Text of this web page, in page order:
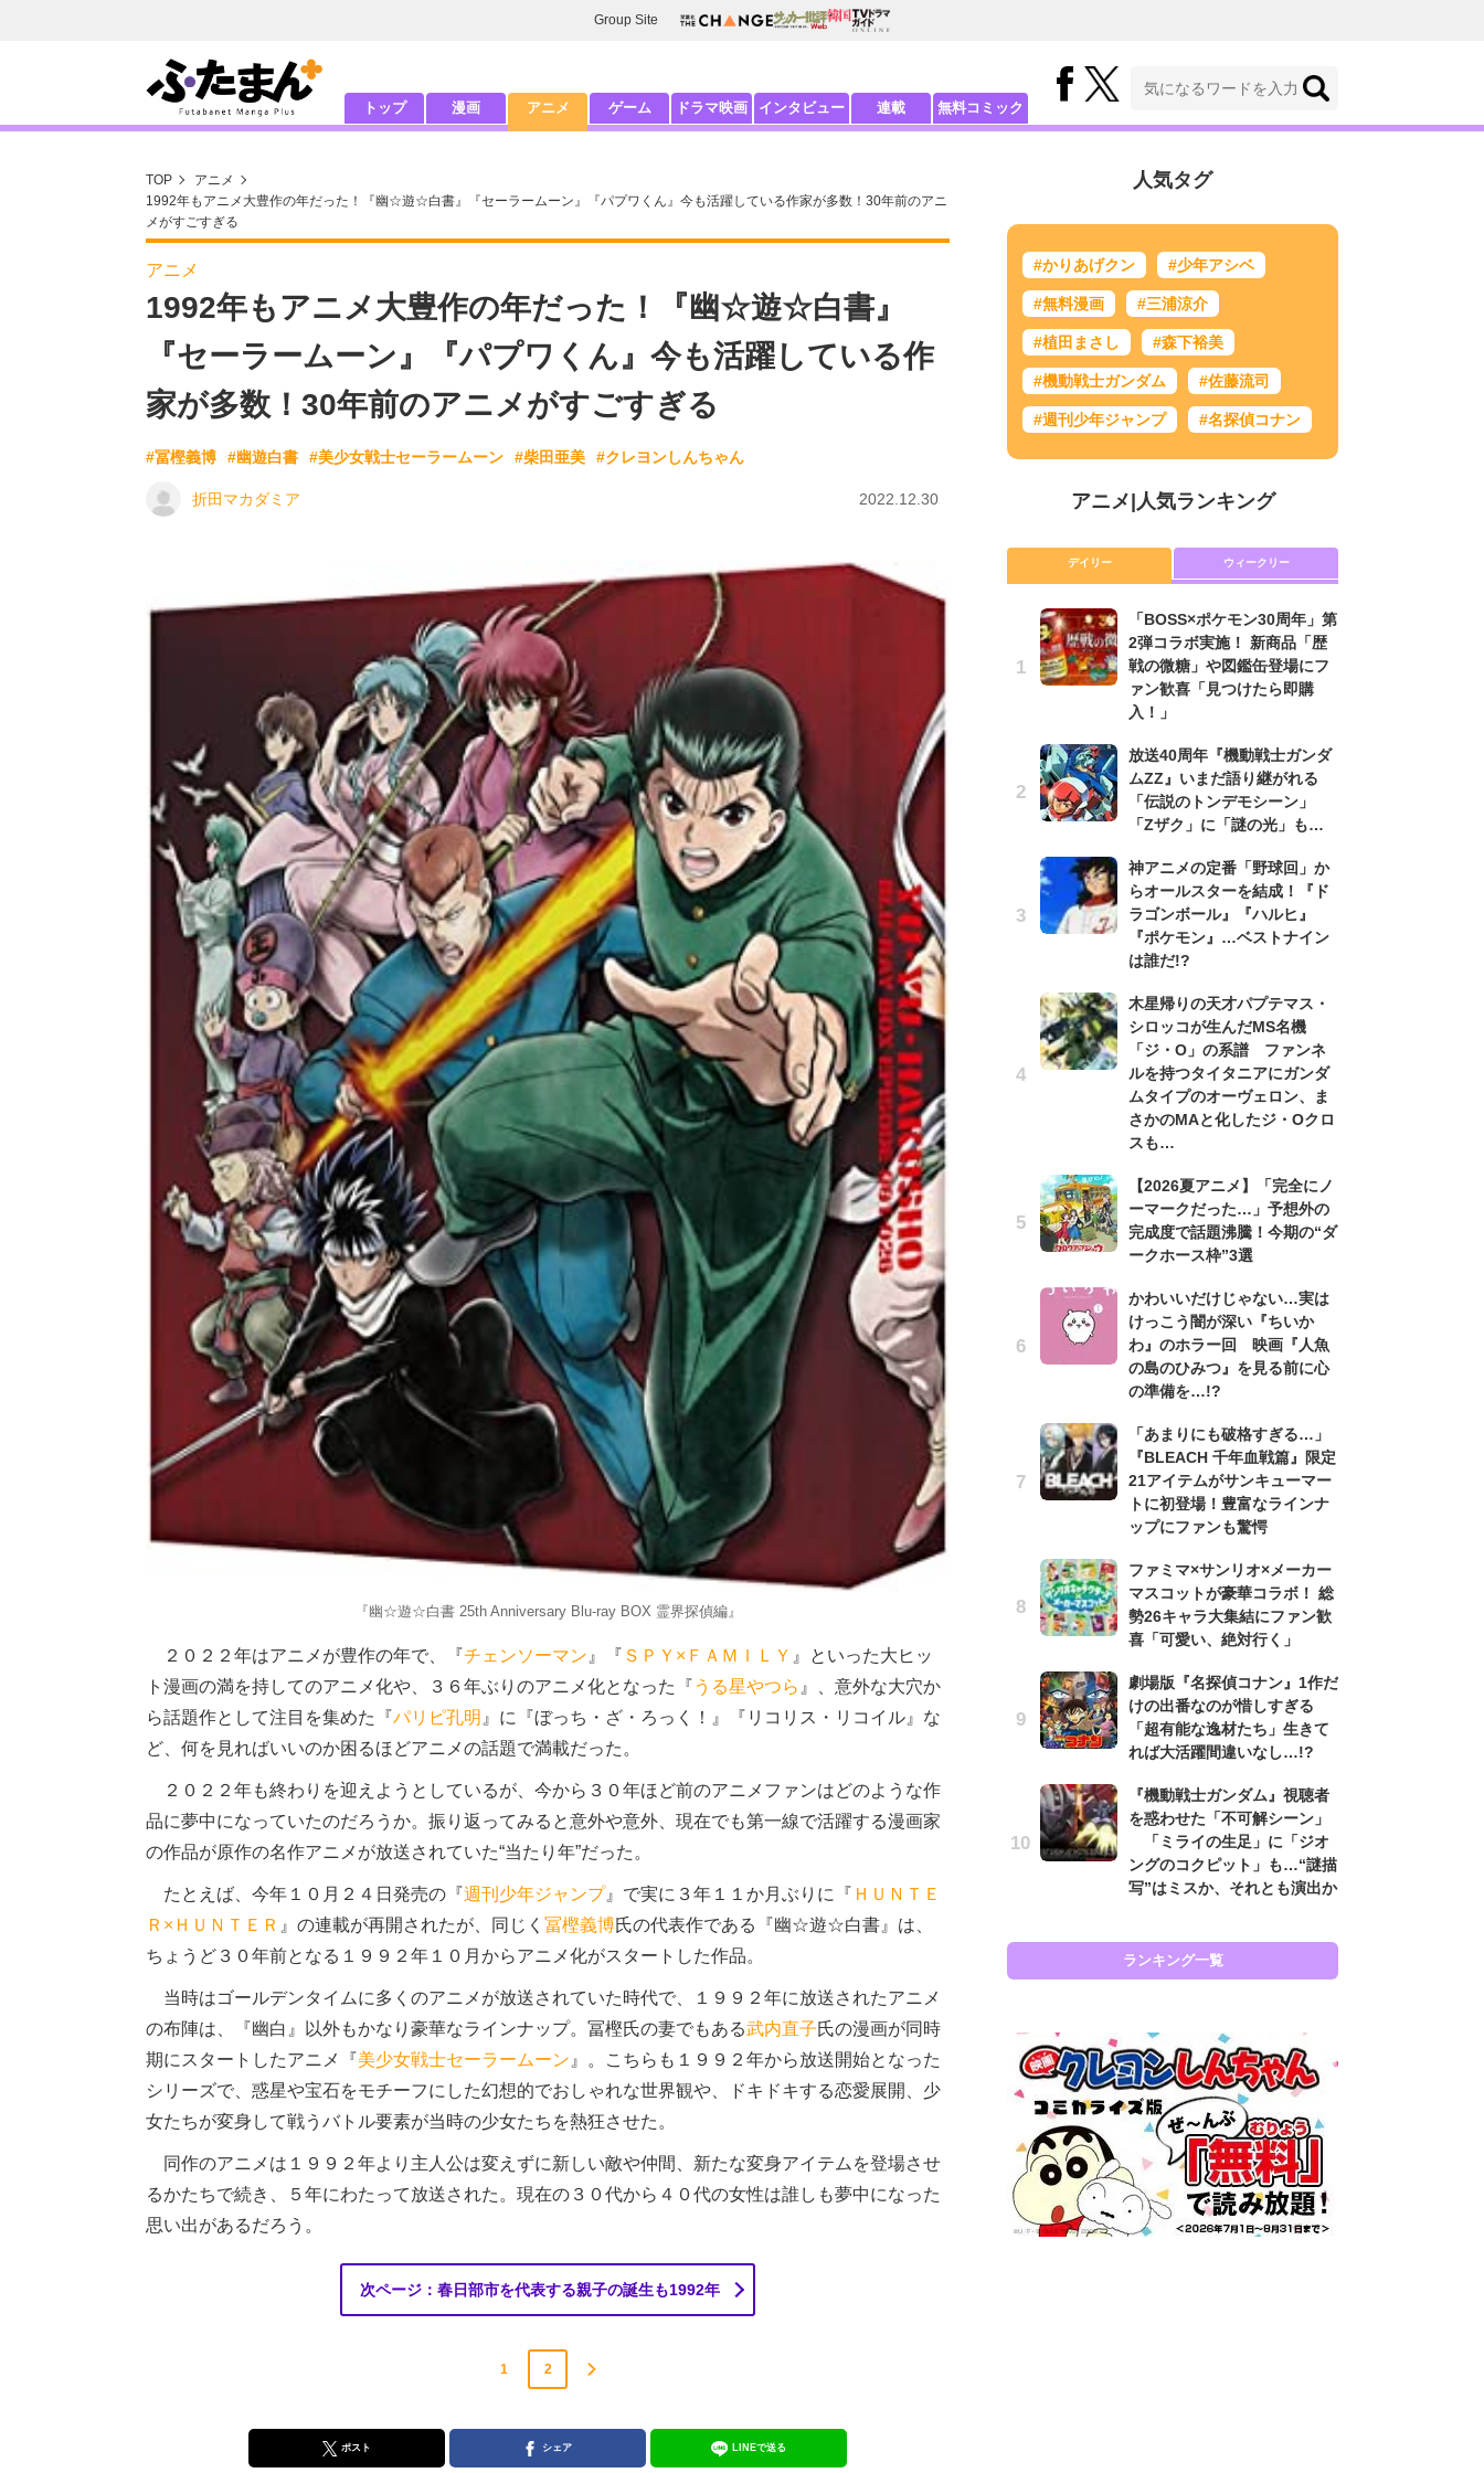
Group Site
トップ 漫画 アニメ ゲーム ドラマ映画 インタビュー 連載 無料コミック
TOP
アニメ
1992年もアニメ大豊作の年だった！『幽☆遊☆白書』『セーラームーン』『パプワくん』今も活躍している作家が多数！30年前のアニ
メがすごすぎる
アニメ
1992年もアニメ大豊作の年だった！『幽☆遊☆白書』
『セーラームーン』『パプワくん』今も活躍している作
家が多数！30年前のアニメがすごすぎる
#冨樫義博 #幽遊白書 #美少女戦士セーラームーン #柴田亜美 #クレヨンしんちゃん
折田マカダミア 2022.12.30
『幽☆遊☆白書 25th Anniversary Blu-ray BOX 霊界探偵編』
２０２２年はアニメが豊作の年で、『チェンソーマン 』『 ＳＰＹ×ＦＡＭＩＬＹ 』といった大ヒッ
ト漫画の満を持してのアニメ化や、３６年ぶりのアニメ化となった『 うる星やつら 』、意外な大穴か
ら話題作として注目を集めた『パリピ孔明 』に『ぼっち・ざ・ろっく！』『リコリス・リコイル』な
ど、何を見ればいいのか困るほどアニメの話題で満載だった。
２０２２年も終わりを迎えようとしているが、今から３０年ほど前のアニメファンはどのような作
品に夢中になっていたのだろうか。振り返ってみると意外や意外、現在でも第一線で活躍する漫画家
の作品が原作の名作アニメが放送されていた“当たり年”だった。
たとえば、今年１０月２４日発売の『週刊少年ジャンプ』で実に３年１１か月ぶりに『 ＨＵＮＴＥ
Ｒ×ＨＵＮＴＥＲ 』の連載が再開されたが、同じく 冨樫義博氏の代表作である『幽☆遊☆白書』は、
ちょうど３０年前となる１９９２年１０月からアニメ化がスタートした作品。
当時はゴールデンタイムに多くのアニメが放送されていた時代で、１９９２年に放送されたアニメ
の布陣は、『幽白』以外もかなり豪華なラインナップ。冨樫氏の妻でもある武内直子氏の漫画が同時
期にスタートしたアニメ『美少女戦士セーラームーン 』。こちらも１９９２年から放送開始となった
シリーズで、惑星や宝石をモチーフにした幻想的でおしゃれな世界観や、ドキドキする恋愛展開、少
女たちが変身して戦うバトル要素が当時の少女たちを熱狂させた。
同作のアニメは１９９２年より主人公は変えずに新しい敵や仲間、新たな変身アイテムを登場させ
るかたちで続き、５年にわたって放送された。現在の３０代から４０代の女性は誰しも夢中になった
思い出があるだろう。
次ページ：春日部市を代表する親子の誕生も1992年
1 2
ポスト シェア LINEで送る
人気タグ
#かりあげクン #少年アシベ
#無料漫画 #三浦涼介
#植田まさし #森下裕美
#機動戦士ガンダム #佐藤流司
#週刊少年ジャンプ #名探偵コナン
アニメ| 人気ランキング
デイリー ウィークリー
「BOSS×ポケモン30周年」第
2弾コラボ実施！ 新商品「歴
戦の微糖」や図鑑缶登場にフ
ァン歓喜「見つけたら即購
入！」
放送40周年『機動戦士ガンダ
ムZZ』いまだ語り継がれる
「伝説のトンデモシーン」
「Zザク」に「謎の光」も…
神アニメの定番「野球回」か
らオールスターを結成！『ド
ラゴンボール』『ハルヒ』
『ポケモン』…ベストナイン
は誰だ!?
木星帰りの天才パプテマス・
シロッコが生んだMS名機
「ジ・O」の系譜 ファンネ
ルを持つタイタニアにガンダ
ムタイプのオーヴェロン、ま
さかのMAと化したジ・Oクロ
スも…
【2026夏アニメ】「完全にノ
ーマークだった…」予想外の
完成度で話題沸騰！今期の“ダ
ークホース枠”3選
かわいいだけじゃない…実は
けっこう闇が深い『ちいか
わ』のホラー回 映画『人魚
の島のひみつ』を見る前に心
の準備を…!?
「あまりにも破格すぎる…」
『BLEACH 千年血戦篇』限定
21アイテムがサンキューマー
トに初登場！豊富なラインナ
ップにファンも驚愕
ファミマ×サンリオ×メーカー
マスコットが豪華コラボ！ 総
勢26キャラ大集結にファン歓
喜「可愛い、絶対行く」
劇場版『名探偵コナン』1作だ
けの出番なのが惜しすぎる
「超有能な逸材たち」生きて
れば大活躍間違いなし…!?
『機動戦士ガンダム』視聴者
を惑わせた「不可解シーン」
「ミライの生足」に「ジオ
ングのコクピット」も…“謎描
写”はミスか、それとも演出か
ランキング一覧